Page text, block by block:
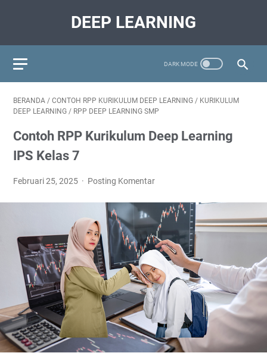
DEEP LEARNING
BERANDA / CONTOH RPP KURIKULUM DEEP LEARNING / KURIKULUM
DEEP LEARNING / RPP DEEP LEARNING SMP
Contoh RPP Kurikulum Deep Learning
IPS Kelas 7
Februari 25, 2025 Posting Komentar